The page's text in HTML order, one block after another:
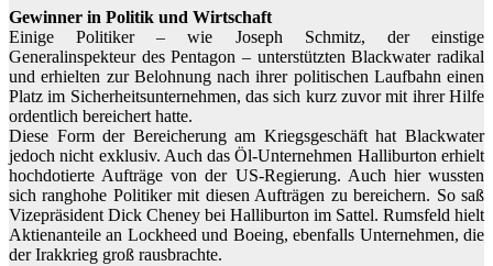
Gewinner in Politik und Wirtschaft
Einige Politiker – wie Joseph Schmitz, der einstige
Generalinspekteur des Pentagon – unterstützten Blackwater radikal
und erhielten zur Belohnung nach ihrer politischen Laufbahn einen
Platz im Sicherheitsunternehmen, das sich kurz zuvor mit ihrer Hilfe
ordentlich bereichert hatte.
Diese Form der Bereicherung am Kriegsgeschäft hat Blackwater
jedoch nicht exklusiv. Auch das Öl-Unternehmen Halliburton erhielt
hochdotierte Aufträge von der US-Regierung. Auch hier wussten
sich ranghohe Politiker mit diesen Aufträgen zu bereichern. So saß
Vizepräsident Dick Cheney bei Halliburton im Sattel. Rumsfeld hielt
Aktienanteile an Lockheed und Boeing, ebenfalls Unternehmen, die
der Irakkrieg groß rausbrachte.